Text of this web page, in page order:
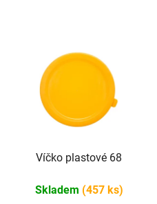
Víčko plastové 68
Skladem (457 ks)